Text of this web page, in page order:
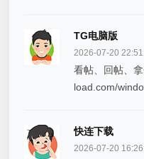
TG电脑版
2026-07-20
看帖、回帖、
load.com/
快连下载
2026-07-20